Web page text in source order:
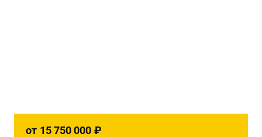
от 15 750 000 ₽